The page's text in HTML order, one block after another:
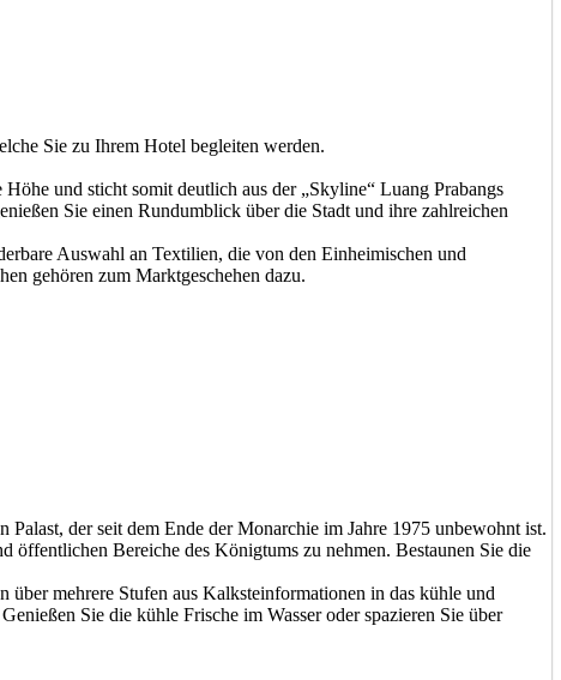
Sie zu Ihrem Hotel begleiten werden.
und sticht somit deutlich aus der „Skyline“ Luang Prabangs
Sie einen Rundumblick über die Stadt und ihre zahlreichen
Auswahl an Textilien, die von den Einheimischen und
gehören zum Marktgeschehen dazu.
der seit dem Ende der Monarchie im Jahre 1975 unbewohnt ist.
öffentlichen Bereiche des Königtums zu nehmen. Bestaunen Sie die
mehrere Stufen aus Kalksteinformationen in das kühle und
Sie die kühle Frische im Wasser oder spazieren Sie über